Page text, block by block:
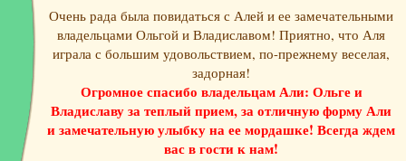
Очень рада была повидаться с Алей и ее замечательными
владельцами Ольгой и Владиславом! Приятно, что Аля
играла с большим удовольствием, по-прежнему веселая,
задорная!
Огромное спасибо владельцам Али: Ольге и
Владиславу за теплый прием, за отличную форму Али
и замечательную улыбку на ее мордашке! Всегда ждем
вас в гости к нам!